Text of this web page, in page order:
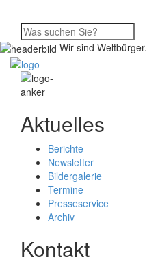
Wir sind Weltbürger.
Aktuelles
Berichte
Newsletter
Bildergalerie
Termine
Presseservice
Archiv
Kontakt